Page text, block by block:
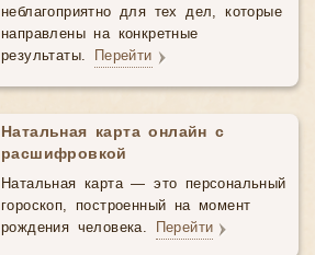
неблагоприятно для тех дел, которые
направлены на конкретные
результаты. Перейти
Натальная карта онлайн с
расшифровкой
Натальная карта — это персональный
гороскоп, построенный на момент
рождения человека. Перейти